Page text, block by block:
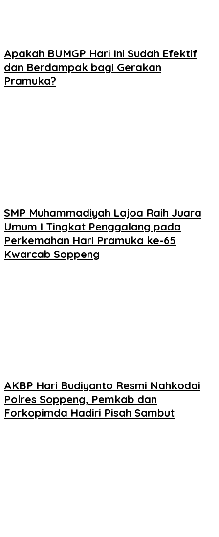
Apakah BUMGP Hari Ini Sudah Efektif
dan Berdampak bagi Gerakan
Pramuka?
SMP Muhammadiyah Lajoa Raih Juara
Umum I Tingkat Penggalang pada
Perkemahan Hari Pramuka ke-65
Kwarcab Soppeng
AKBP Hari Budiyanto Resmi Nahkodai
Polres Soppeng, Pemkab dan
Forkopimda Hadiri Pisah Sambut